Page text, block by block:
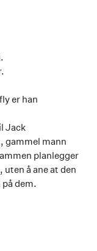
er han
Jack
gammel mann
planlegger
å ane at den
dem.